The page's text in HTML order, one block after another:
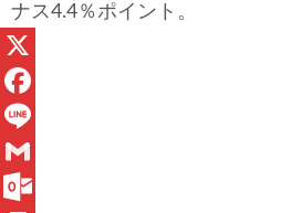
ナス4.4％ポイント。
X
F
a
c
L
G